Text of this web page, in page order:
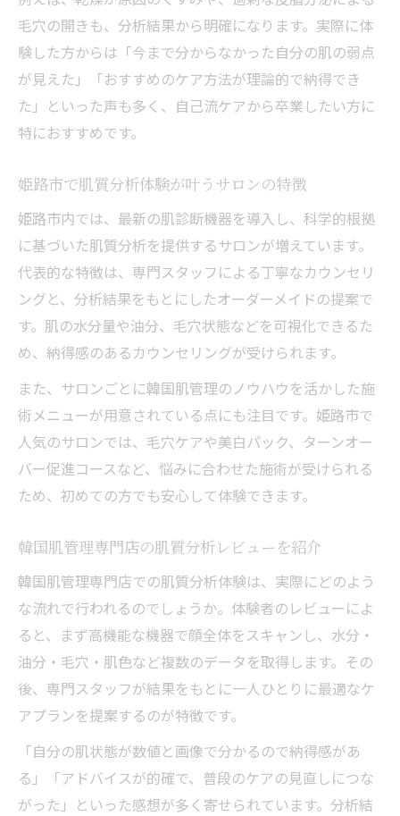
毛穴の開きも、分析結果から明確になります。実際に体
験した方からは「今まで分からなかった自分の肌の弱点
が見えた」「おすすめのケア方法が理論的で納得でき
た」といった声も多く、自己流ケアから卒業したい方に
特におすすめです。
姫路市で肌質分析体験が叶うサロンの特徴
姫路市内では、最新の肌診断機器を導入し、科学的根拠
に基づいた肌質分析を提供するサロンが増えています。
代表的な特徴は、専門スタッフによる丁寧なカウンセリ
ングと、分析結果をもとにしたオーダーメイドの提案で
す。肌の水分量や油分、毛穴状態などを可視化できるた
め、納得感のあるカウンセリングが受けられます。
また、サロンごとに韓国肌管理のノウハウを活かした施
術メニューが用意されている点にも注目です。姫路市で
人気のサロンでは、毛穴ケアや美白パック、ターンオー
バー促進コースなど、悩みに合わせた施術が受けられる
ため、初めての方でも安心して体験できます。
韓国肌管理専門店の肌質分析レビューを紹介
韓国肌管理専門店での肌質分析体験は、実際にどのよう
な流れで行われるのでしょうか。体験者のレビューによ
ると、まず高機能な機器で顔全体をスキャンし、水分・
油分・毛穴・肌色など複数のデータを取得します。その
後、専門スタッフが結果をもとに一人ひとりに最適なケ
アプランを提案するのが特徴です。
「自分の肌状態が数値と画像で分かるので納得感があ
る」「アドバイスが的確で、普段のケアの見直しにつな
がった」といった感想が多く寄せられています。分析結